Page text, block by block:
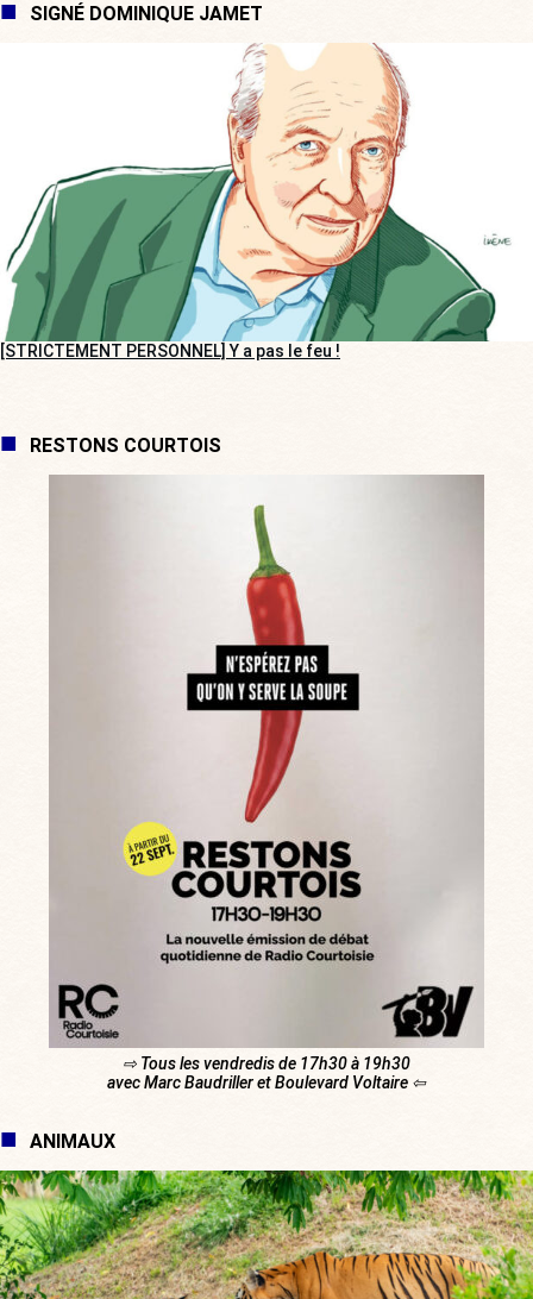
SIGNÉ DOMINIQUE JAMET
[STRICTEMENT PERSONNEL] Y a pas le feu !
RESTONS COURTOIS
⇨ Tous les vendredis de 17h30 à 19h30
avec Marc Baudriller et Boulevard Voltaire ⇦
ANIMAUX